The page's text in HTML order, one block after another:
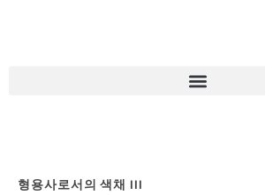
형용사로서의 색채 III